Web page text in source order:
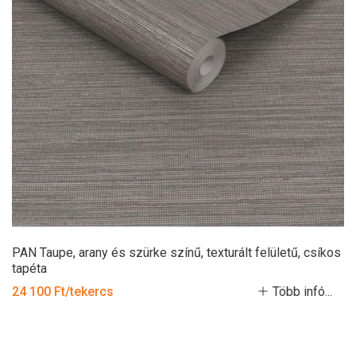
PAN Taupe, arany és szürke színű, texturált felületű, csíkos
tapéta
24 100 Ft/tekercs
Több infó...